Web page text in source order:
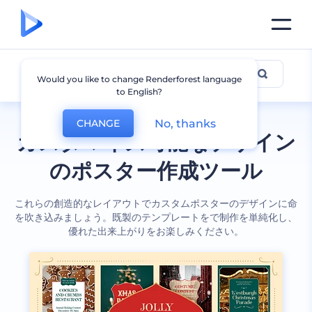
カスタマイズ可能なデザイン
のポスター作成ツール
これらの創造的なレイアウトでカスタムポスターのデザインに命
を吹き込みましょう。既製のテンプレートをで制作を単純化し、
優れた出来上がりをお楽しみください。
ポスター
Would you like to change Renderforest language
to English?
CHANGE No, thanks